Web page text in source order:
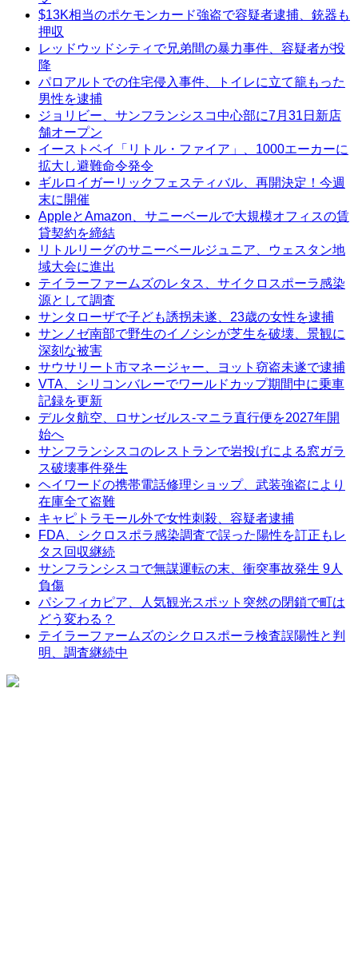
$13K相当のポケモンカード強盗で容疑者逮捕、銃器も
押収
レッドウッドシティで兄弟間の暴力事件、容疑者が投
降
パロアルトでの住宅侵入事件、トイレに立て籠もった
男性を逮捕
ジョリビー、サンフランシスコ中心部に7月31日新店
舗オープン
イーストベイ「リトル・ファイア」、1000エーカーに
拡大し避難命令発令
ギルロイガーリックフェスティバル、再開決定！今週
末に開催
AppleとAmazon、サニーベールで大規模オフィスの賃
貸契約を締結
リトルリーグのサニーベールジュニア、ウェスタン地
域大会に進出
テイラーファームズのレタス、サイクロスポーラ感染
源として調査
サンタローザで子ども誘拐未遂、23歳の女性を逮捕
サンノゼ南部で野生のイノシシが芝生を破壊、景観に
深刻な被害
サウサリート市マネージャー、ヨット窃盗未遂で逮捕
VTA、シリコンバレーでワールドカップ期間中に乗車
記録を更新
デルタ航空、ロサンゼルス-マニラ直行便を2027年開
始へ
サンフランシスコのレストランで岩投げによる窓ガラ
ス破壊事件発生
ヘイワードの携帯電話修理ショップ、武装強盗により
在庫全て盗難
キャピトラモール外で女性刺殺、容疑者逮捕
FDA、シクロスポラ感染調査で誤った陽性を訂正もレ
タス回収継続
サンフランシスコで無謀運転の末、衝突事故発生 9人
負傷
パシフィカピア、人気観光スポット突然の閉鎖で町は
どう変わる？
テイラーファームズのシクロスポーラ検査誤陽性と判
明、調査継続中